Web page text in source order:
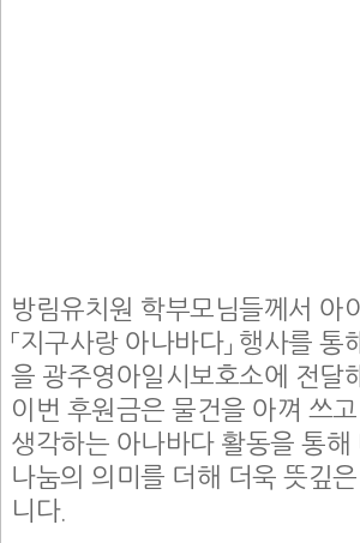
방림유치원 학부모님들께서 아
「지구사랑 아나바다」 행사를
을 광주영아일시보호소에 전달
이번 후원금은 물건을 아껴 쓰
생각하는 아나바다 활동을 통해
나눔의 의미를 더해 더욱 뜻깊
니다.